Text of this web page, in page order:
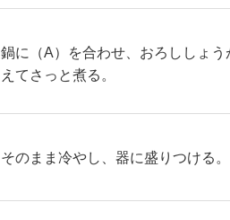
鍋に（A）を合わせ、おろししょ
えてさっと煮る。
そのまま冷やし、器に盛りつける。